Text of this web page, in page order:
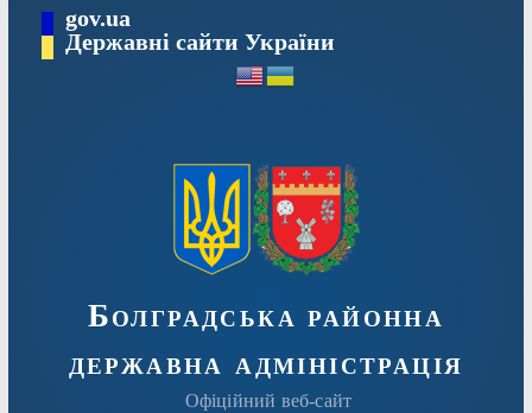
Перейтиgov.ua
Державні сайти України
Болградська районна
державна адміністрація
Офіційний веб-сайт